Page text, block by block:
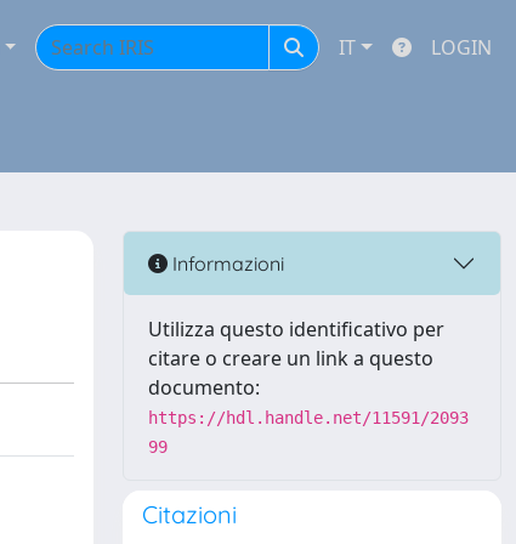
IT LOGIN
Informazioni
Utilizza questo identificativo per
citare o creare un link a questo
documento:
https://hdl.handle.net/11591/2093
99
Citazioni